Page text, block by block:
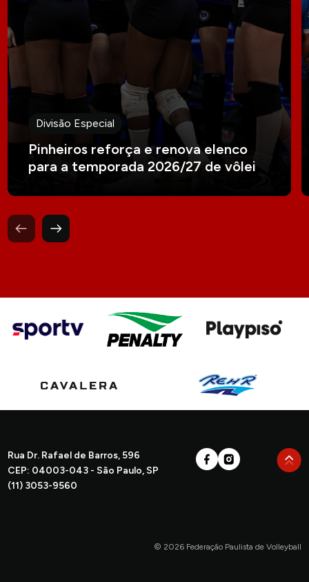
Divisão Especial
Pinheiros reforça e renova elenco
para a temporada 2026/27 de vôlei
Rua Dr. Rafael de Barros, 596
CEP: 04003-043 - São Paulo, SP
(11) 3053-9560
© 2026 Federação Paulista de Volleyball